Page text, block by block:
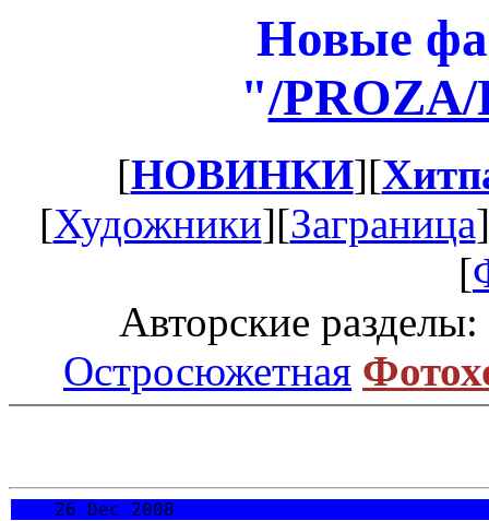
Новые
"/
[НОВИНКИ][
[Художники][Заграница
[
Авторские разделы:
Остросюжетная
26 Dec 2008